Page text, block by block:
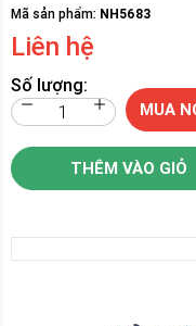
Mã sản phẩm: NH5683
Liên hệ
Số lượng:
MUA
THÊM VÀO GIỎ